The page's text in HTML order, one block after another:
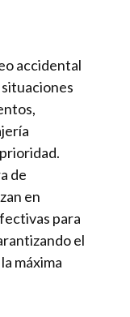
accidental
de
en
para
el
máxima